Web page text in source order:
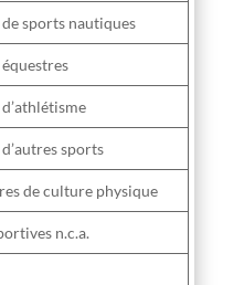
sports nautiques
sports
de culture physique
n.c.a.